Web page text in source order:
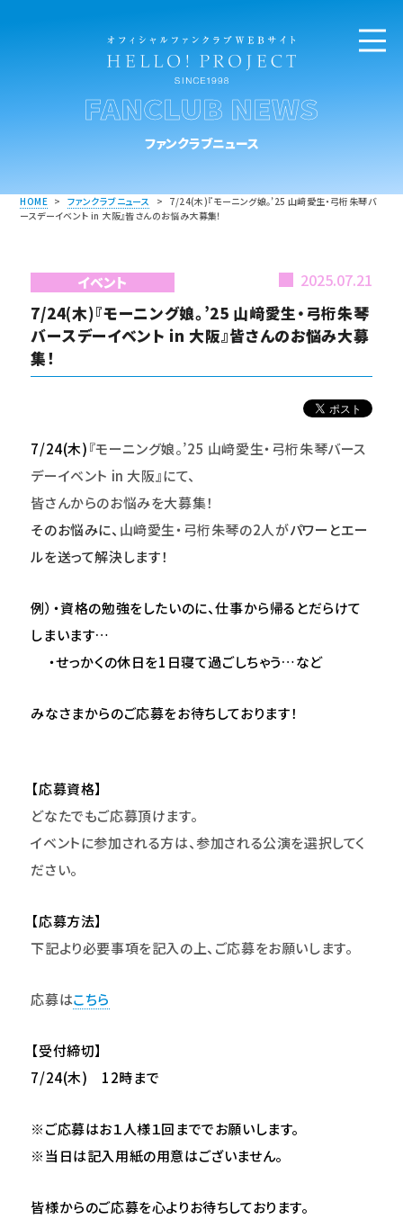
FANCLUB NEWS
ファンクラブニュース
HOME > ファンクラブニュース > 7/24(木)『モーニング娘。’25 山﨑愛生・弓桁朱琴バ
ースデーイベント in 大阪』皆さんのお悩み大募集！
イベント 2025.07.21
7/24(木)『モーニング娘。’25 山﨑愛生・弓桁朱琴
バースデーイベント in 大阪』皆さんのお悩み大募
集！
7/24(木)『モーニング娘。’25 山﨑愛生・弓桁朱琴バース
デーイベント in 大阪』にて、
皆さんからのお悩みを大募集！
そのお悩みに、 山﨑愛生・弓桁朱琴の2人がパワーとエー
ルを送って解決します！
例）・資格の勉強をしたいのに、仕事から帰るとだらけて
しまいます…
・せっかくの休日を1日寝て過ごしちゃう…など
みなさまからのご応募をお待ちしております！
【応募資格】
どなたでもご応募頂けます。
イベントに参加される方は、参加される公演を選択してく
ださい。
【応募方法】
下記より必要事項を記入の上、ご応募をお願いします。
応募はこちら
【受付締切】
7/24(木) 12時まで
※ご応募はお１人様１回まででお願いします。
※当日は記入用紙の用意はございません。
皆様からのご応募を心よりお待ちしております。